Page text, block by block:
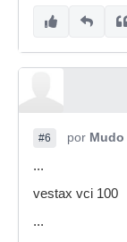
#6 por Mudo
...
vestax vci 100
...